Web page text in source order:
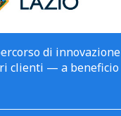
di innovazione
clienti — a beneficio